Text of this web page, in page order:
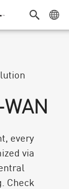
every
via
Check